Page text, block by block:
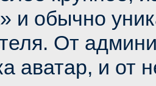
и обычно
От
аватар, и от